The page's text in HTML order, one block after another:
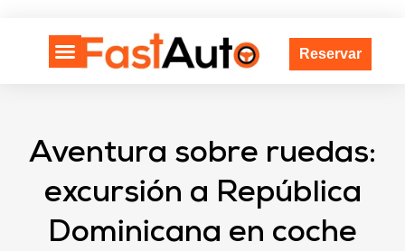
Reservar
Aventura sobre ruedas:
excursión a República
Dominicana en coche